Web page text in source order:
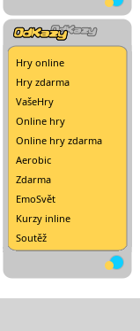
Hry online
Hry zdarma
VašeHry
Online hry
Online hry zdarma
Aerobic
Zdarma
EmoSvět
Kurzy inline
Soutěž